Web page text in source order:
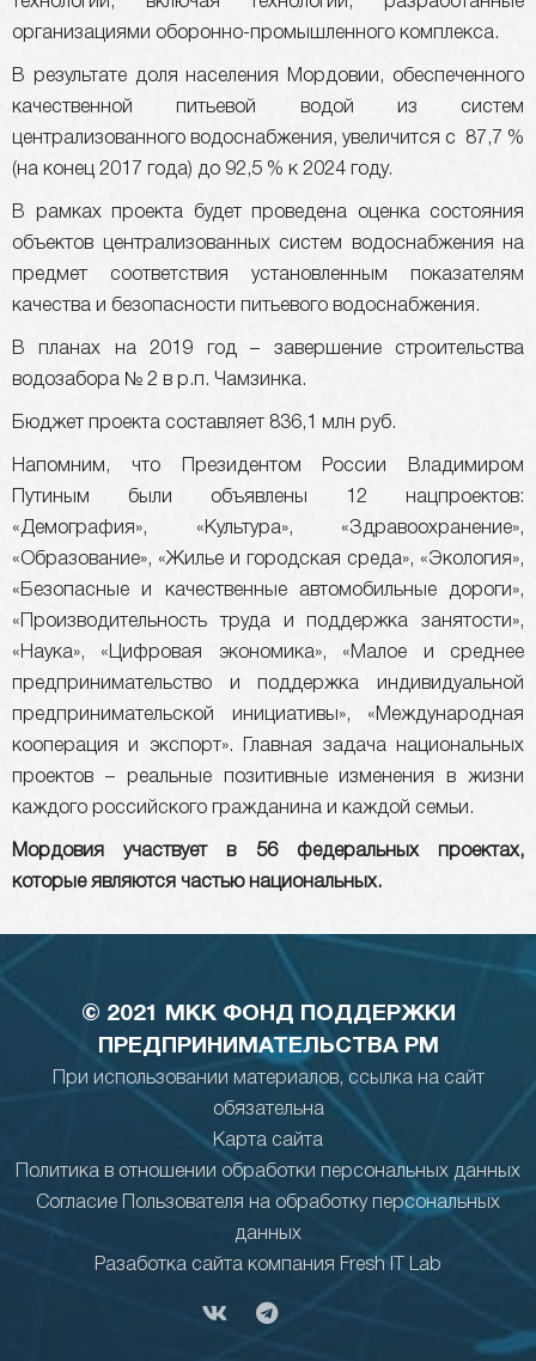
организациями оборонно-промышленного комплекса.
В результате доля населения Мордовии, обеспеченного
качественной питьевой водой из систем
централизованного водоснабжения, увеличится с 87,7 %
(на конец 2017 года) до 92,5 % к 2024 году.
В рамках проекта будет проведена оценка состояния
объектов централизованных систем водоснабжения на
предмет соответствия установленным показателям
качества и безопасности питьевого водоснабжения.
В планах на 2019 год – завершение строительства
водозабора № 2 в р.п. Чамзинка.
Бюджет проекта составляет 836,1 млн руб.
Напомним, что Президентом России Владимиром
Путиным были объявлены 12 нацпроектов:
«Демография», «Культура», «Здравоохранение»,
«Образование», «Жилье и городская среда», «Экология»,
«Безопасные и качественные автомобильные дороги»,
«Производительность труда и поддержка занятости»,
«Наука», «Цифровая экономика», «Малое и среднее
предпринимательство и поддержка индивидуальной
предпринимательской инициативы», «Международная
кооперация и экспорт». Главная задача национальных
проектов – реальные позитивные изменения в жизни
каждого российского гражданина и каждой семьи.
Мордовия участвует в 56 федеральных проектах,
которые являются частью национальных.
© 2021 МКК ФОНД ПОДДЕРЖКИ
ПРЕДПРИНИМАТЕЛЬСТВА РМ
При использовании материалов, ссылка на сайт
обязательна
Карта сайта
Политика в отношении обработки персональных данных
Согласие Пользователя на обработку персональных
данных
Разаботка сайта компания Fresh IT Lab